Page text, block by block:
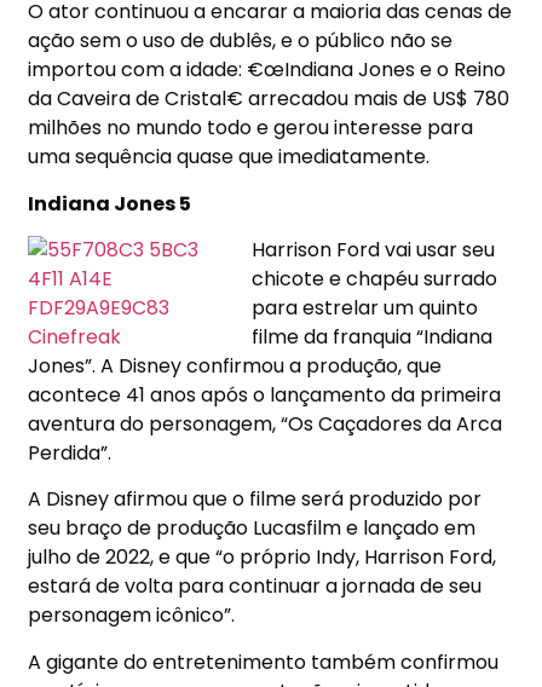
O ator continuou a encarar a maioria das cenas de
ação sem o uso de dublês, e o público não se
importou com a idade: €œIndiana Jones e o Reino
da Caveira de Cristal€ arrecadou mais de US$ 780
milhões no mundo todo e gerou interesse para
uma sequência quase que imediatamente.
Indiana Jones 5
Harrison Ford vai usar seu
chicote e chapéu surrado
para estrelar um quinto
filme da franquia “Indiana
Jones”. A Disney confirmou a produção, que
acontece 41 anos após o lançamento da primeira
aventura do personagem, “Os Caçadores da Arca
Perdida”.
A Disney afirmou que o filme será produzido por
seu braço de produção Lucasfilm e lançado em
julho de 2022, e que “o próprio Indy, Harrison Ford,
estará de volta para continuar a jornada de seu
personagem icônico”.
A gigante do entretenimento também confirmou